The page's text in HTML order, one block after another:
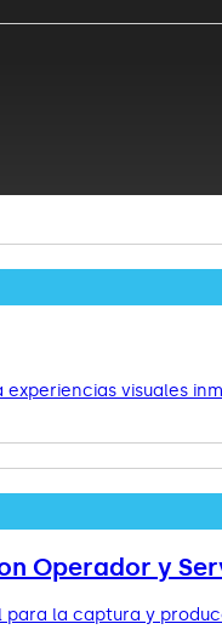
visuales
Operador y
la captura y